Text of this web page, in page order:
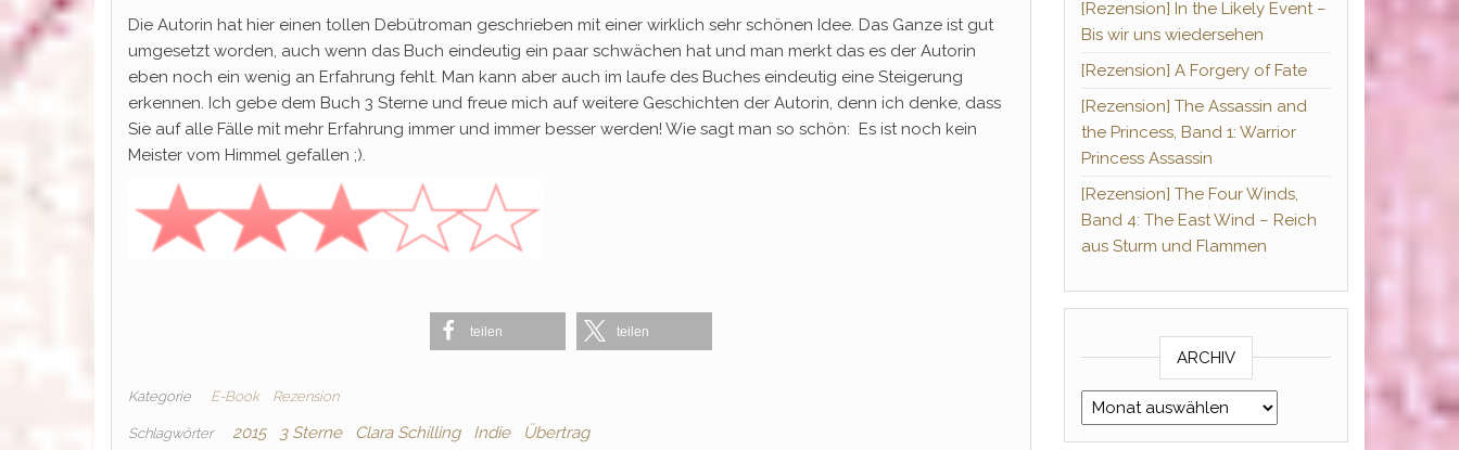
Die Autorin hat hier einen tollen Debütroman geschrieben mit einer wirklich sehr schönen Idee. Das Ganze ist gut
umgesetzt worden, auch wenn das Buch eindeutig ein paar schwächen hat und man merkt das es der Autorin
eben noch ein wenig an Erfahrung fehlt. Man kann aber auch im laufe des Buches eindeutig eine Steigerung
erkennen. Ich gebe dem Buch 3 Sterne und freue mich auf weitere Geschichten der Autorin, denn ich denke, dass
Sie auf alle Fälle mit mehr Erfahrung immer und immer besser werden! Wie sagt man so schön: Es ist noch kein
Meister vom Himmel gefallen ;).
teilen teilen
Kategorie E-Book Rezension
Schlagwörter 2015 3 Sterne Clara Schilling Indie Übertrag
[Rezension] In the Likely Event –
Bis wir uns wiedersehen
[Rezension] A Forgery of Fate
[Rezension] The Assassin and
the Princess, Band 1: Warrior
Princess Assassin
[Rezension] The Four Winds,
Band 4: The East Wind – Reich
aus Sturm und Flammen
ARCHIV
Archiv